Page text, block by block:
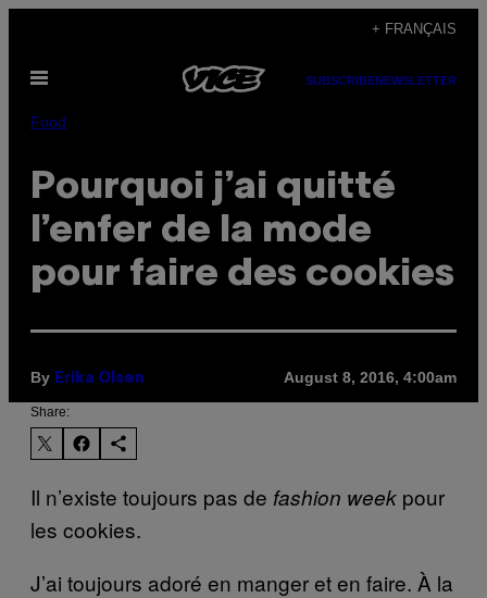
content
+ FRANÇAIS
Open
SUBSCRIBENEWSLETTER
Food
Pourquoi j’ai quitté
l’enfer de la mode
pour faire des cookies
By Erika Olsen August 8, 2016, 4:00am
Share:
Il n’existe toujours pas de fashion week pour
les cookies.
J’ai toujours adoré en manger et en faire. À la